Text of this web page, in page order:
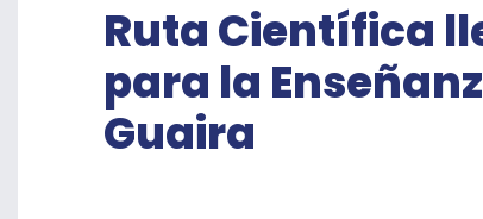
Ruta Científica
para la
Guaira